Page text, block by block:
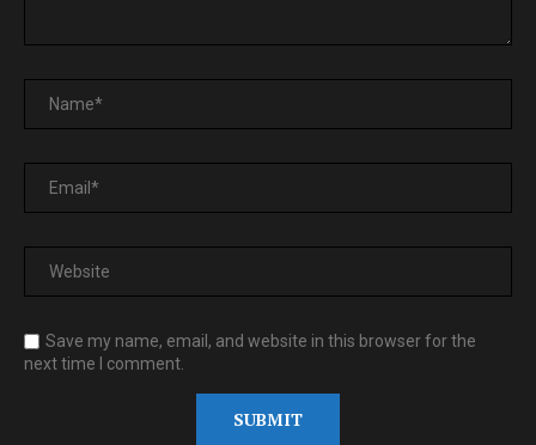
Save my name, email, and website in this browser for the
next time I comment.